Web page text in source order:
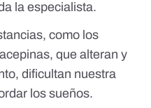
la especialista.
como los
que alteran y
dificultan nuestra
los sueños.